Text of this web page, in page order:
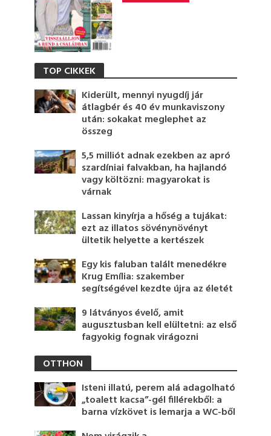
TOP CIKKEK
Kiderült, mennyi nyugdíj jár
átlagbér és 40 év munkaviszony
után: sokakat meglephet az
összeg
5,5 milliót adnak ezekben az apró
szardíniai falvakban, ha hajlandó
vagy költözni: magyarokat is
várnak
Lassan kinyírja a hőség a tujákat:
ezt az illatos sövénynövényt
ültetik helyette a kertészek
Egy kis faluban talált menedékre
Krug Emília: szakember
segítségével kezdte újra az életét
9 látványos évelő, amit
augusztusban kell elültetni: az első
fagyokig fognak virágozni
OTTHON
Isteni illatú, perem alá adagolható
„toalett kacsa”-gél fillérekből: a
barna vízkövet is lemarja a WC-ből